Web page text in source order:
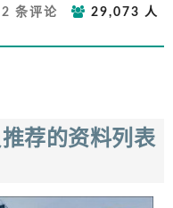
条评论
29,073 人
荐的资料列表